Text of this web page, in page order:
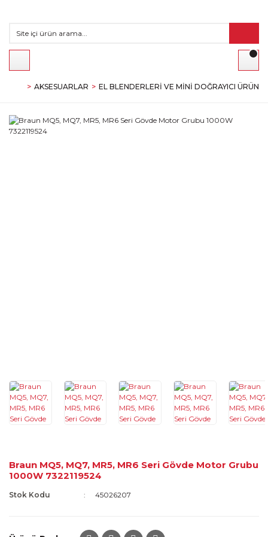
AKSESUARLAR EL BLENDERLERI VE MINI DOĞRAYICI
Braun MQ5, MQ7, MR5, MR6 Seri Gövde Motor Grubu
1000W 7322119524
Stok Kodu 45026207